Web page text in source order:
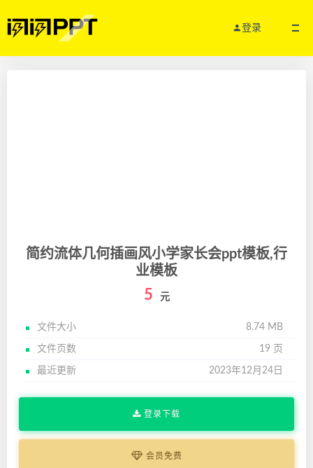
登录
简约流体几何插画风小学家长会ppt模板,行
业模板
5 元
文件大小 8.74 MB
文件页数 19 页
最近更新 2023年12月24日
登录下载
会员免费